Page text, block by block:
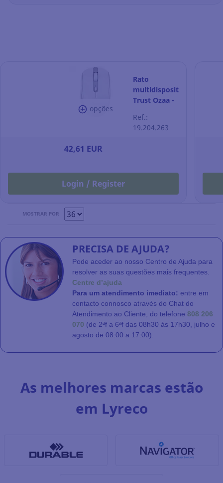
opções
Rato
multidispositivo
Trust Ozaa -
sem fios -
branco
Ref.:
19.204.263
42,61 EUR
Login / Register
MOSTRAR POR
PRECISA DE AJUDA?
Pode aceder ao nosso Centro de Ajuda para
resolver as suas questões mais frequentes.
Centre d’ajuda
Para um atendimento imediato: entre em
contacto connosco através do Chat do
Atendimento ao Cliente, do telefone 808 206
070 (de 2ªf a 6ªf das 08h30 às 17h30, julho e
agosto de 08:00 a 17:00).
As melhores marcas estão
em Lyreco